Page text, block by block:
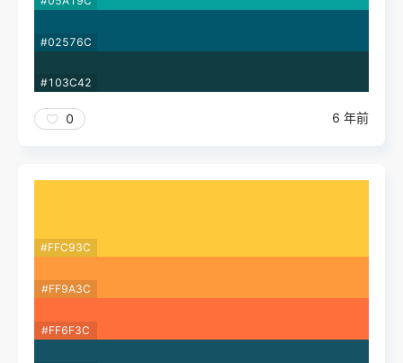
#02576C
#103C42
0 6 年前
#FFC93C
#FF9A3C
#FF6F3C